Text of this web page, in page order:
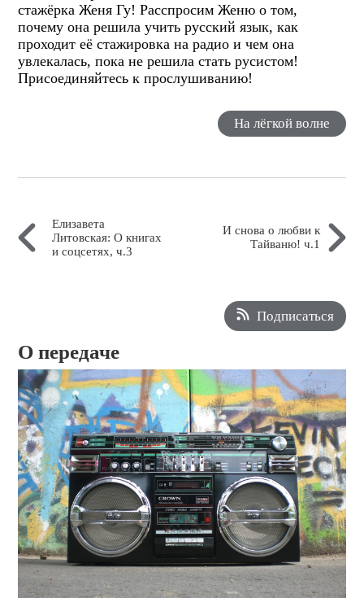
стажёрка Женя Гу! Расспросим Женю о том,
почему она решила учить русский язык, как
проходит её стажировка на радио и чем она
увлекалась, пока не решила стать русистом!
Присоединяйтесь к прослушиванию!
На лёгкой волне
Елизавета
Литовская: О книгах
и соцсетях, ч.3
И снова о любви к
Тайваню! ч.1
Подписаться
О передаче